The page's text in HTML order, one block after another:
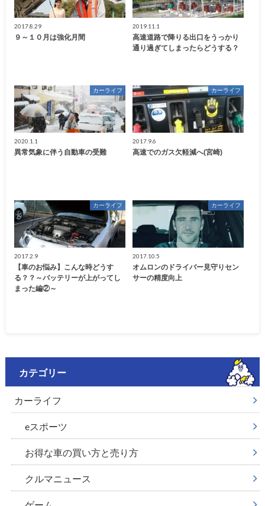
2017.8.29
９～１０月は強化月間
2019.11.1
高速道路で降りる出口をうっかり
通り過ぎてしまったらどうする？
カーライフ
2020.1.1
異常気象に伴う自動車の受難
カーライフ
2017.9.6
高速でのガス欠軽減へ(宮崎)
カーライフ
2017.2.9
【車のお悩み】こんな時どうす
る？？～バッテリーが上がってし
まった編②～
カーライフ
2017.10.5
オムロンのドライバー見守りセン
サーの精度向上
カテゴリー
カーライフ
eスポーツ
お得な車の買い方と売り方
クルマニュース